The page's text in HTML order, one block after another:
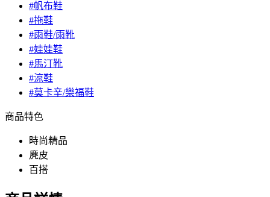
#帆布鞋
#拖鞋
#雨鞋/雨靴
#娃娃鞋
#馬汀靴
#涼鞋
#莫卡辛/樂福鞋
商品特色
時尚精品
麂皮
百搭